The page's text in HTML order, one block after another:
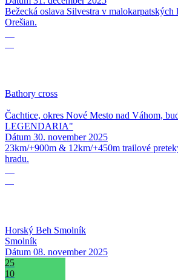
Bežecká oslava Silvestra v malokarpatských
Orešian.
Bathory cross
Čachtice, okres Nové Mesto nad Váhom,
LEGENDARIA"
Dátum 30. november 2025
23km/+900m & 12km/+450m trailové
hradu.
Horský Beh Smolník
Smolník
Dátum 08. november 2025
25
10